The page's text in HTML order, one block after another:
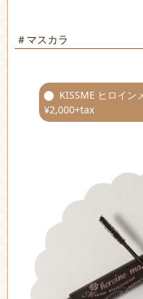
＃マスカラ
KISSME ヒロイン
¥2,000+tax